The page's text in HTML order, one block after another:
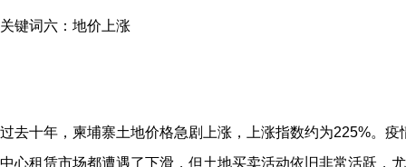
关键词六：地价上涨
过去十年，柬埔寨土地价格急剧上涨，上涨指数约为225%。
中心租赁市场都遭遇了下滑，但土地买卖活动依旧非常活跃，